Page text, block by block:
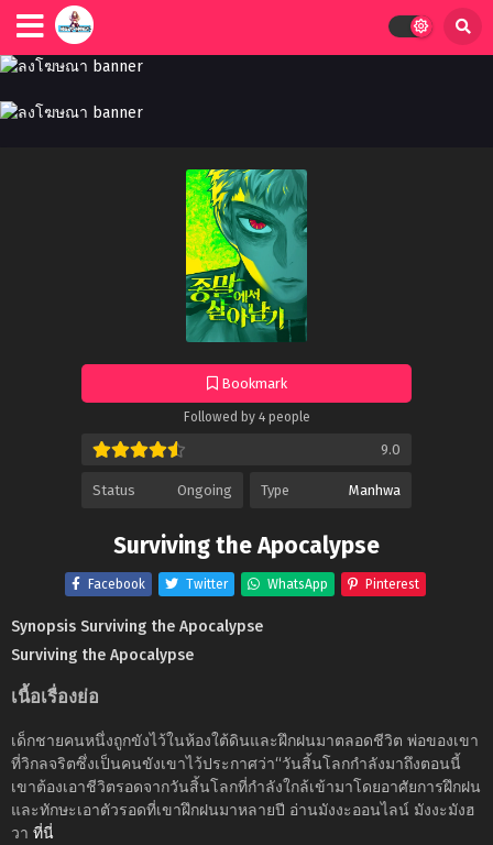
Bookmark
Followed by 4 people
9.0
Status Ongoing Type Manhwa
Surviving the Apocalypse
Facebook Twitter WhatsApp Pinterest
Synopsis Surviving the Apocalypse
Surviving the Apocalypse
เนื้อเรื่องย่อ
เด็กชายคนหนึ่งถูกขังไว้ในห้องใต้ดินและฝึกฝนมาตลอดชีวิต พ่อของเขา
ที่วิกลจริตซึ่งเป็นคนขังเขาไว้ประกาศว่า“วันสิ้นโลกกำลังมาถึงตอนนี้
เขาต้องเอาชีวิตรอดจากวันสิ้นโลกที่กำลังใกล้เข้ามาโดยอาศัยการฝึกฝน
และทักษะเอาตัวรอดที่เขาฝึกฝนมาหลายปี อ่านมังงะออนไลน์ มังงะมังฮ
วา ที่นี่